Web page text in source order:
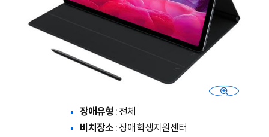
장애유형 : 전체
비치장소 : 장애학생지원센터